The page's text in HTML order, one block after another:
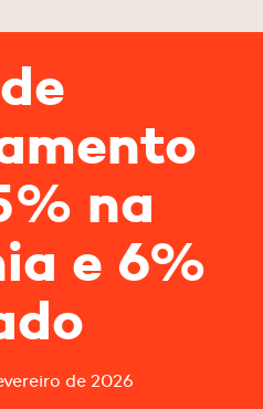
na
e 6%
de 2026